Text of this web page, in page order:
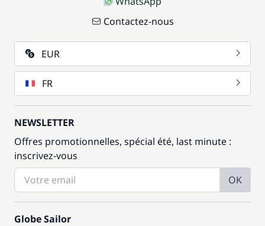
Contactez-nous
EUR
FR
NEWSLETTER
Offres promotionnelles, spécial été, last minute :
inscrivez-vous
OK
Globe Sailor